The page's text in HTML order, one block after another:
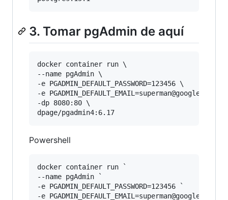
3. Tomar pgAdmin de aquí
docker container run \
--name pgAdmin \
-e PGADMIN_DEFAULT_PASSWORD=123456 \
-e PGADMIN_DEFAULT_EMAIL=superman@google.com \
-dp 8080:80 \
Powershell
docker container run `
--name pgAdmin `
-e PGADMIN_DEFAULT_PASSWORD=123456 `
-e PGADMIN_DEFAULT_EMAIL=superman@google.com `